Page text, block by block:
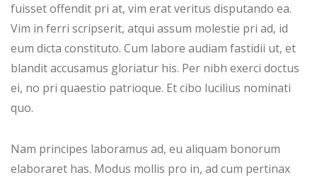
fuisset offendit pri at, vim erat veritus disputando ea.
Vim in ferri scripserit, atqui assum molestie pri ad, id
eum dicta constituto. Cum labore audiam fastidii ut, et
blandit accusamus gloriatur his. Per nibh exerci doctus
ei, no pri quaestio patrioque. Et cibo lucilius nominati
quo.
Nam principes laboramus ad, eu aliquam bonorum
elaboraret has. Modus mollis pro in, ad cum pertinax